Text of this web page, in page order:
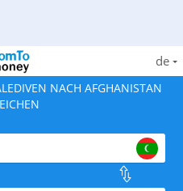
de
NACH AFGHANISTAN